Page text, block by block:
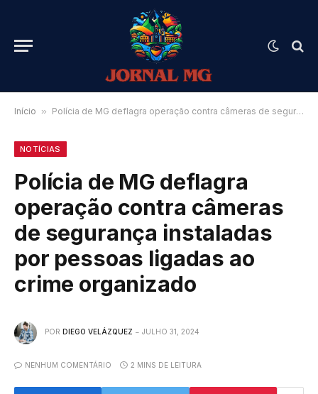
Início » Polícia de MG deflagra operação contra câmeras de segurança instaladas por pessoas ligadas ao crime organizado
NOTÍCIAS
Polícia de MG deflagra
operação contra câmeras
de segurança instaladas
por pessoas ligadas ao
crime organizado
POR DIEGO VELÁZQUEZ JULHO 31, 2024
NENHUM COMENTÁRIO 2 MINS DE LEITURA